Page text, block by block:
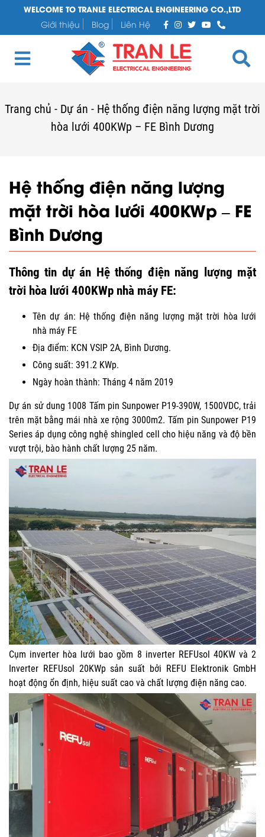
WELCOME TO TRANLE ELECTRICAL ENGINEERING CO.,LTD
Giới thiệu
Blog Liên Hệ
Trang chủ - Dự án - Hệ thống điện năng lượng mặt trời
hòa lưới 400KWp – FE Bình Dương
Hệ thống điện năng lượng
mặt trời hòa lưới 400KWp – FE
Bình Dương
Thông tin dự án Hệ thống điện năng lượng mặt
trời hòa lưới 400KWp nhà máy FE:
Tên dự án: Hệ thống điện năng lượng mặt trời hòa lưới
nhà máy FE
Địa điểm: KCN VSIP 2A, Bình Dương.
Công suất: 391.2 KWp.
Ngày hoàn thành: Tháng 4 năm 2019
Dự án sử dung 1008 Tấm pin Sunpower P19-390W, 1500VDC, trải
trên mặt bằng mái nhà xe rộng 3000m2. Tấm pin Sunpower P19
Series áp dụng công nghệ shingled cell cho hiệu năng và độ bền
vượt trội, bào hành chất lượng 25 năm.
Cụm inverter hòa lưới bao gồm 8 inverter REFUsol 40KW và 2
Inverter REFUsol 20KWp sản suất bởi REFU Elektronik GmbH
hoạt động ổn định, hiệu suất cao và chất lượng điện năng cao.